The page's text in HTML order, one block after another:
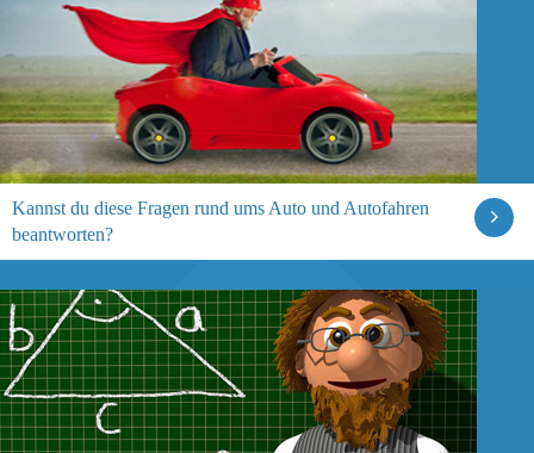
Kannst du diese Fragen rund ums Auto und Autofahren
beantworten?